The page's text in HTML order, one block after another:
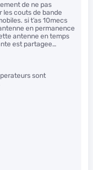
de ne pas
les couts de bande
si t’as 10mecs
en permanence
antenne en temps
est partagee…
sont